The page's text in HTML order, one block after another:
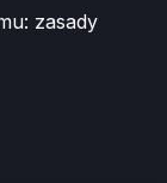
zasady